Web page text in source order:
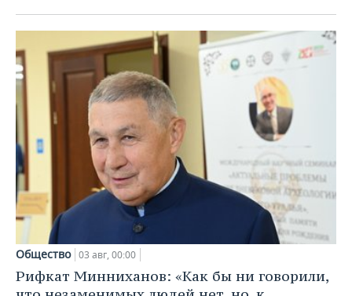
Общество 03 авг, 00:00
Рифкат Минниханов: «Как бы ни говорили,